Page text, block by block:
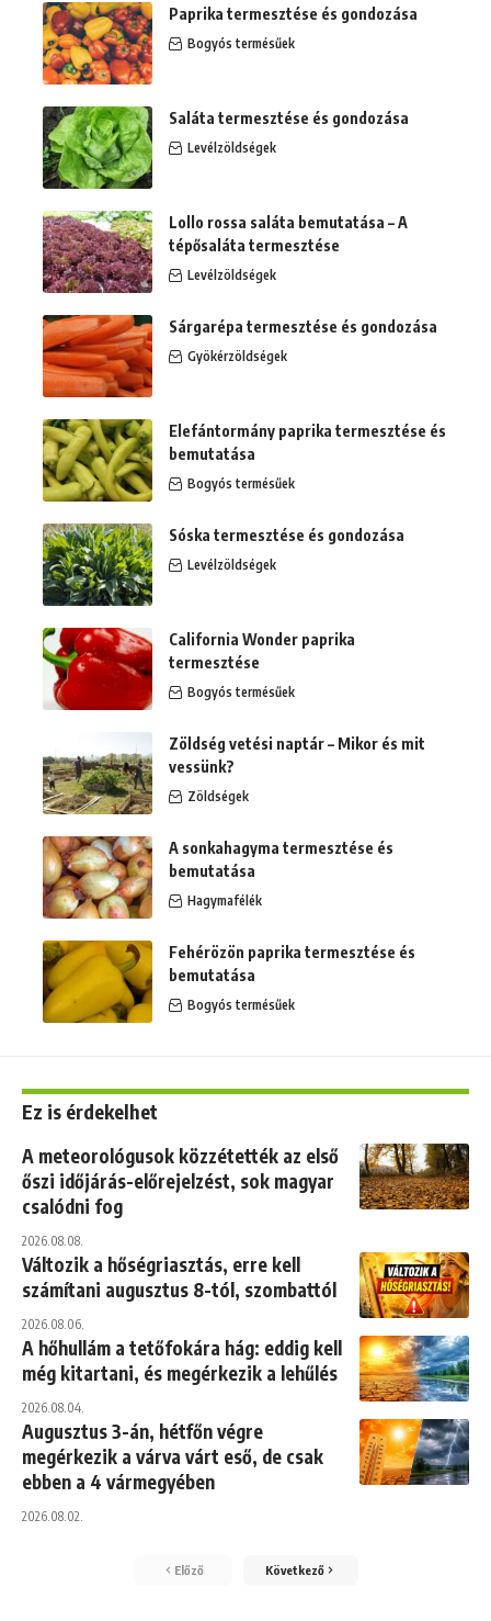
Paprika termesztése és gondozása
Bogyós termésűek
Saláta termesztése és gondozása
Levélzöldségek
Lollo rossa saláta bemutatása – A
tépősaláta termesztése
Levélzöldségek
Sárgarépa termesztése és gondozása
Gyökérzöldségek
Elefántormány paprika termesztése és
bemutatása
Bogyós termésűek
Sóska termesztése és gondozása
Levélzöldségek
California Wonder paprika
termesztése
Bogyós termésűek
Zöldség vetési naptár – Mikor és mit
vessünk?
Zöldségek
A sonkahagyma termesztése és
bemutatása
Hagymafélék
Fehérözön paprika termesztése és
bemutatása
Bogyós termésűek
Ez is érdekelhet
A meteorológusok közzétették az első
őszi időjárás-előrejelzést, sok magyar
csalódni fog
2026.08.08.
Változik a hőségriasztás, erre kell
számítani augusztus 8-tól, szombattól
2026.08.06.
A hőhullám a tetőfokára hág: eddig kell
még kitartani, és megérkezik a lehűlés
2026.08.04.
Augusztus 3-án, hétfőn végre
megérkezik a várva várt eső, de csak
ebben a 4 vármegyében
2026.08.02.
Előző Következő